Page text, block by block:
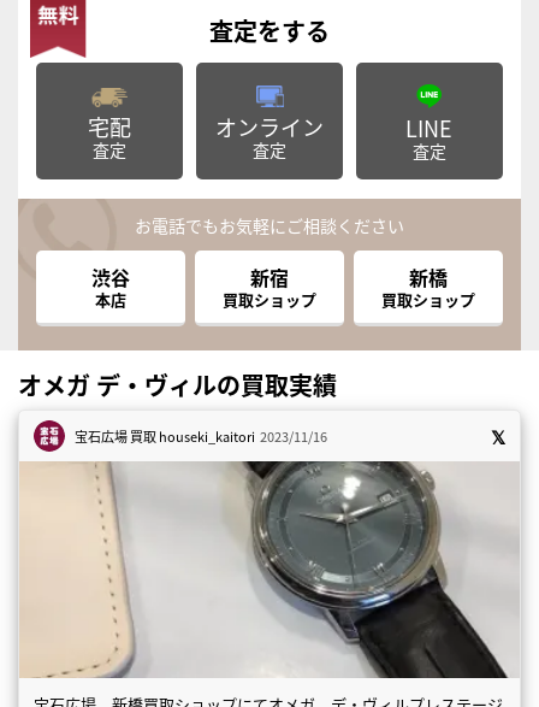
査定をする
宅配
査定
オンライン
査定
LINE
査定
お電話でもお気軽にご相談ください
渋谷
本店
新宿
買取ショップ
新橋
買取ショップ
オメガ デ・ヴィルの買取実績
宝石広場 買取houseki_kaitori 2023/11/16